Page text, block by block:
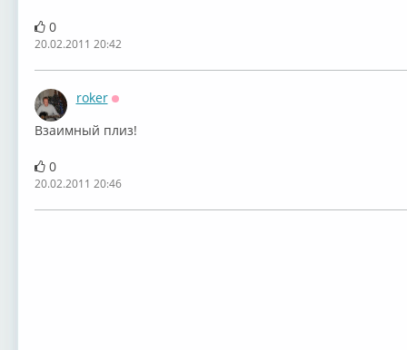
0
20.02.2011 20:42
roker
Взаимный плиз!
0
20.02.2011 20:46